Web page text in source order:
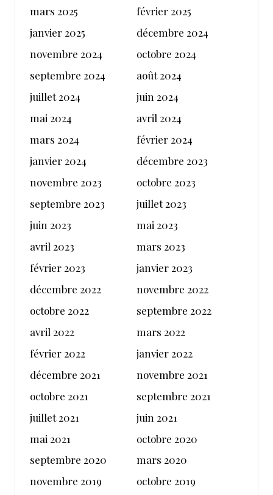
mars 2025
février 2025
janvier 2025
décembre 2024
novembre 2024
octobre 2024
septembre 2024
août 2024
juillet 2024
juin 2024
mai 2024
avril 2024
mars 2024
février 2024
janvier 2024
décembre 2023
novembre 2023
octobre 2023
septembre 2023
juillet 2023
juin 2023
mai 2023
avril 2023
mars 2023
février 2023
janvier 2023
décembre 2022
novembre 2022
octobre 2022
septembre 2022
avril 2022
mars 2022
février 2022
janvier 2022
décembre 2021
novembre 2021
octobre 2021
septembre 2021
juillet 2021
juin 2021
mai 2021
octobre 2020
septembre 2020
mars 2020
novembre 2019
octobre 2019